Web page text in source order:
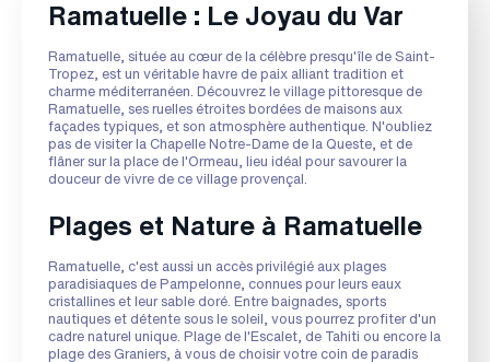
Ramatuelle : Le Joyau du Var
Ramatuelle, située au cœur de la célèbre presqu'île de Saint-
Tropez, est un véritable havre de paix alliant tradition et
charme méditerranéen. Découvrez le village pittoresque de
Ramatuelle, ses ruelles étroites bordées de maisons aux
façades typiques, et son atmosphère authentique. N'oubliez
pas de visiter la Chapelle Notre-Dame de la Queste, et de
flâner sur la place de l'Ormeau, lieu idéal pour savourer la
douceur de vivre de ce village provençal.
Plages et Nature à Ramatuelle
Ramatuelle, c'est aussi un accès privilégié aux plages
paradisiaques de Pampelonne, connues pour leurs eaux
cristallines et leur sable doré. Entre baignades, sports
nautiques et détente sous le soleil, vous pourrez profiter d'un
cadre naturel unique. Plage de l'Escalet, de Tahiti ou encore la
plage des Graniers, à vous de choisir votre coin de paradis